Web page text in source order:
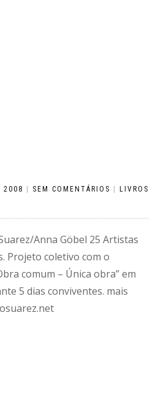
2008 | SEM COMENTÁRIOS | LIVROS
Anna Göbel 25 Artistas
Projeto coletivo com o
comum – Única obra” em
5 dias conviventes. mais